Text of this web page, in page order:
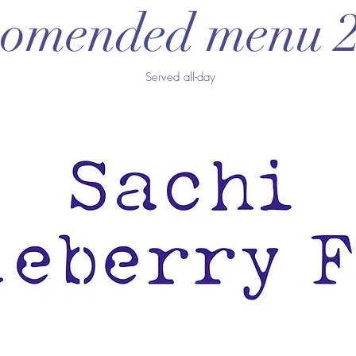
menu
Served all-day